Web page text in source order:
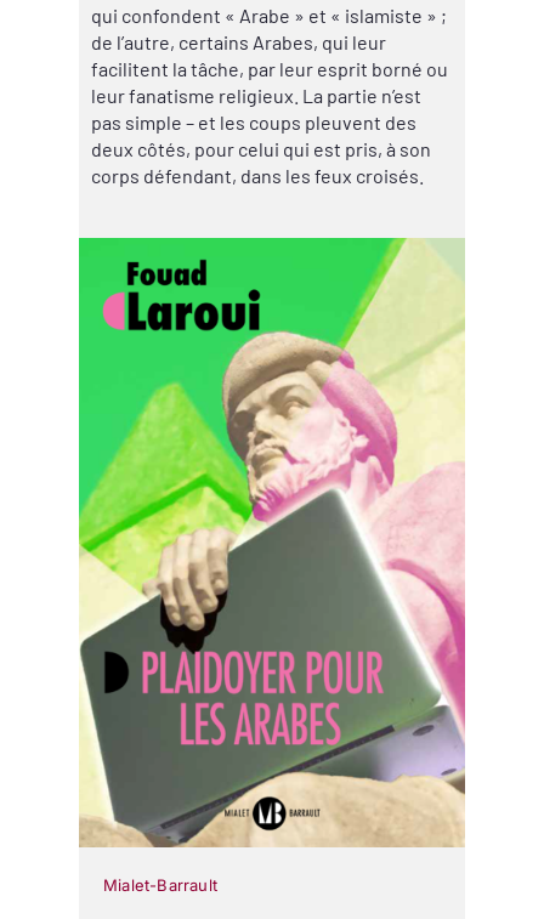
qui confondent « Arabe » et « islamiste » ;
de l’autre, certains Arabes, qui leur
facilitent la tâche, par leur esprit borné ou
leur fanatisme religieux. La partie n’est
pas simple – et les coups pleuvent des
deux côtés, pour celui qui est pris, à son
corps défendant, dans les feux croisés.
Mialet-Barrault